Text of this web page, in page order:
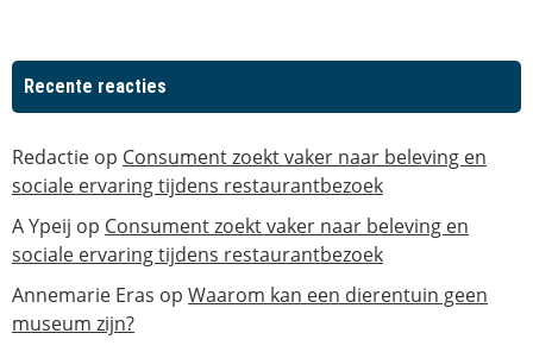
Recente reacties
Redactie op Consument zoekt vaker naar beleving en
sociale ervaring tijdens restaurantbezoek
A Ypeij op Consument zoekt vaker naar beleving en
sociale ervaring tijdens restaurantbezoek
Annemarie Eras op Waarom kan een dierentuin geen
museum zijn?